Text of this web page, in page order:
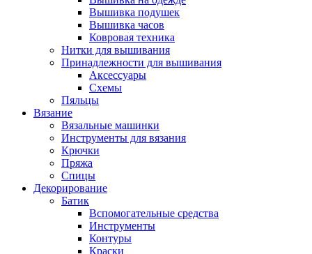
Вышивка подушек
Вышивка часов
Ковровая техника
Нитки для вышивания
Принадлежности для вышивания
Аксессуары
Схемы
Пяльцы
Вязание
Вязальные машинки
Инструменты для вязания
Крючки
Пряжа
Спицы
Декорирование
Батик
Вспомогательные средства
Инструменты
Контуры
Краски